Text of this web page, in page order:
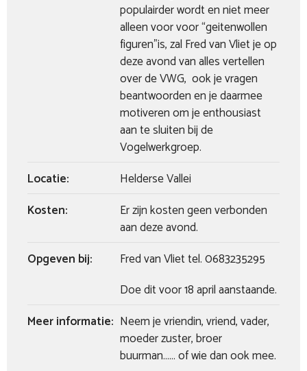
populairder wordt en niet meer
alleen voor voor “geitenwollen
figuren”is, zal Fred van Vliet je op
deze avond van alles vertellen
over de VWG, ook je vragen
beantwoorden en je daarmee
motiveren om je enthousiast
aan te sluiten bij de
Vogelwerkgroep.
Locatie:
Helderse Vallei
Kosten:
Er zijn kosten geen verbonden
aan deze avond.
Opgeven bij:
Fred van Vliet tel. 0683235295
Doe dit voor 18 april aanstaande.
Meer informatie: Neem je vriendin, vriend, vader,
moeder zuster, broer
buurman…… of wie dan ook mee.